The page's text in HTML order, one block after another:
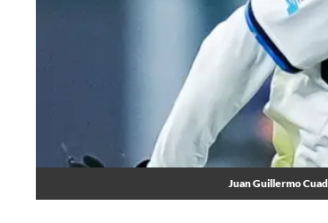
Juan Guillermo